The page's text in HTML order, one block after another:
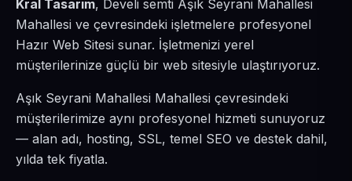
Kral Tasarım, Develi semti Aşık Seyrani Mahallesi
Mahallesi ve çevresindeki işletmelere profesyonel
Hazır Web Sitesi sunar. İşletmenizi yerel
müşterilerinize güçlü bir web sitesiyle ulaştırıyoruz.
Aşık Seyrani Mahallesi Mahallesi çevresindeki
müşterilerimize aynı profesyonel hizmeti sunuyoruz
— alan adı, hosting, SSL, temel SEO ve destek dahil,
yılda tek fiyatla.